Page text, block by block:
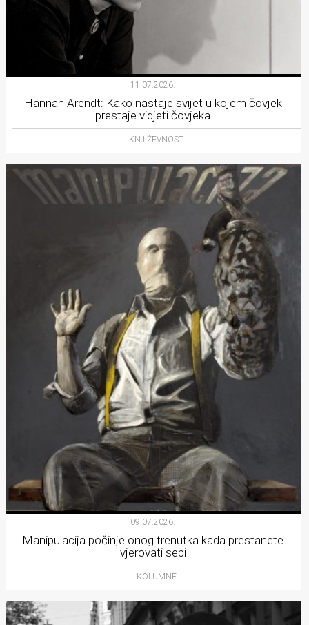
11.07.2026.
Hannah Arendt: Kako nastaje svijet u kojem čovjek
prestaje vidjeti čovjeka
KNJIŽEVNOST
09.07.2026.
Manipulacija počinje onog trenutka kada prestanete
vjerovati sebi
KOLUMNE